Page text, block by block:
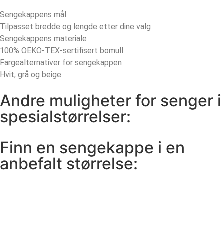
Sengekappens mål
Tilpasset bredde og lengde etter dine valg
Sengekappens materiale
100% OEKO-TEX-sertifisert bomull
Fargealternativer for sengekappen
Hvit, grå og beige
Andre muligheter for senger i
spesialstørrelser:
Finn en sengekappe i en
anbefalt størrelse: